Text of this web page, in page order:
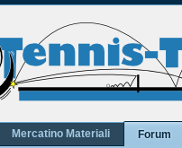
Mercatino Materiali
Forum